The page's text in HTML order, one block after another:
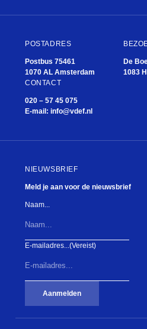
POSTADRES
Postbus 75461
1070 AL Amsterdam
De
1083
CONTACT
020 – 57 45 075
E-mail: info@vdef.nl
NIEUWSBRIEF
Meld je aan voor de nieuwsbrief
Naam...
E-mailadres...(Vereist)
Aanmelden